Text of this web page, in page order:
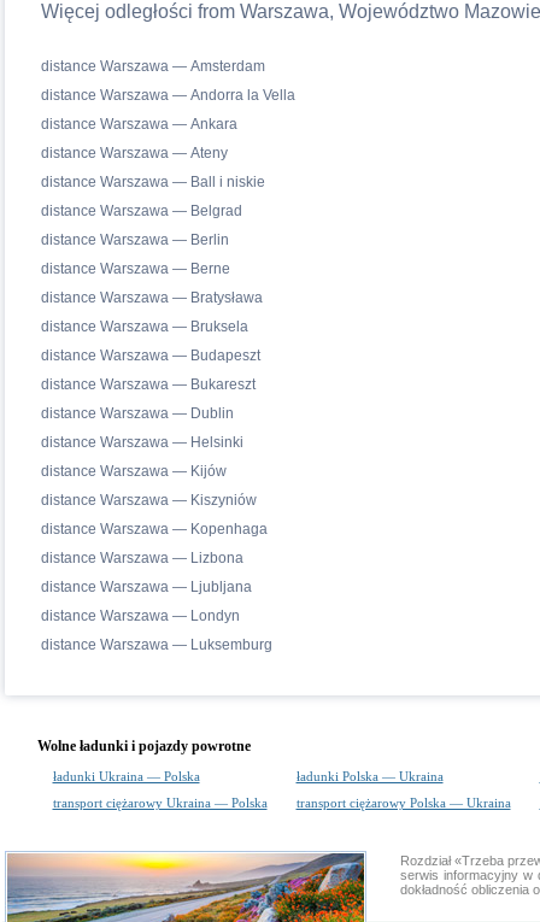
Więcej odległości from Warszawa, Województwo
distance Warszawa — Amsterdam
distance Warszawa — Andorra la Vella
distance Warszawa — Ankara
distance Warszawa — Ateny
distance Warszawa — Ball i niskie
distance Warszawa — Belgrad
distance Warszawa — Berlin
distance Warszawa — Berne
distance Warszawa — Bratysława
distance Warszawa — Bruksela
distance Warszawa — Budapeszt
distance Warszawa — Bukareszt
distance Warszawa — Dublin
distance Warszawa — Helsinki
distance Warszawa — Kijów
distance Warszawa — Kiszyniów
distance Warszawa — Kopenhaga
distance Warszawa — Lizbona
distance Warszawa — Ljubljana
distance Warszawa — Londyn
distance Warszawa — Luksemburg
Wolne ładunki i pojazdy powrotne
ładunki Ukraina — Polska ładunki Polska — Ukraina
transport ciężarowy Ukraina — Polska
transport ciężarowy Polska — Ukraina
Rozdział «Trzeba
serwis informacyjny w
dokładność obliczenia